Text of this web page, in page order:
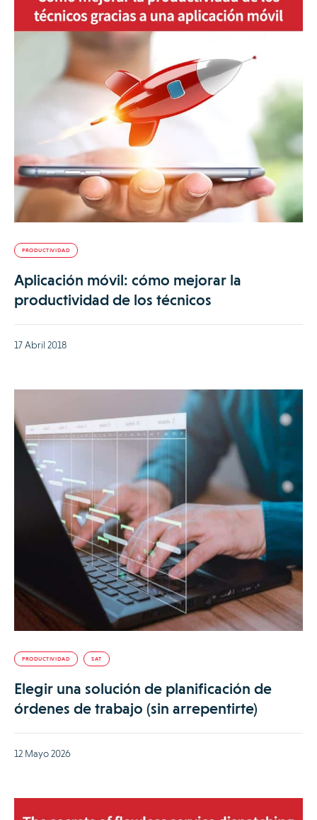
PRODUCTIVIDAD
Aplicación móvil: cómo mejorar la
productividad de los técnicos
17 Abril 2018
PRODUCTIVIDAD SAT
Elegir una solución de planificación de
órdenes de trabajo (sin arrepentirte)
12 Mayo 2026